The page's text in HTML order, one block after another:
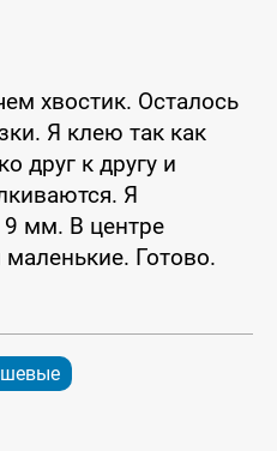
хвостик. Осталось
Я клею так как
друг к другу и
Я
9 мм. В центре
Готово.